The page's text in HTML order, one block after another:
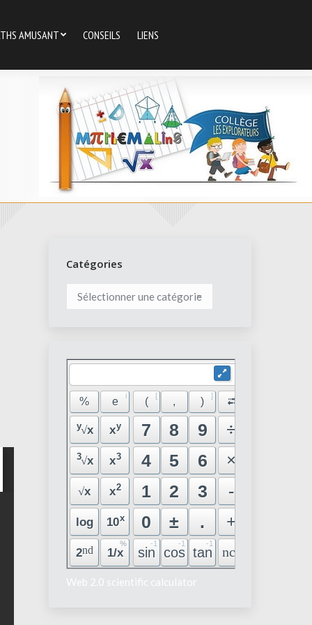
AMUSANT CONSEILS LIENS
Catégories
Catégories
Web 2.0 scientific calculator